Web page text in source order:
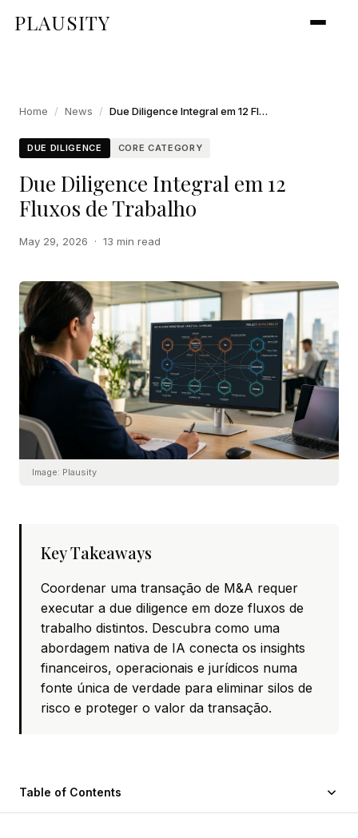
PLAUSITY
Home / News / Due Diligence Integral em 12 Fluxos de Trabalho
DUE DILIGENCE CORE CATEGORY
Due Diligence Integral em 12
Fluxos de Trabalho
May 29, 2026 · 13 min read
Image: Plausity
Key Takeaways
Coordenar uma transação de M&A requer
executar a due diligence em doze fluxos de
trabalho distintos. Descubra como uma
abordagem nativa de IA conecta os insights
financeiros, operacionais e jurídicos numa
fonte única de verdade para eliminar silos de
risco e proteger o valor da transação.
Table of Contents